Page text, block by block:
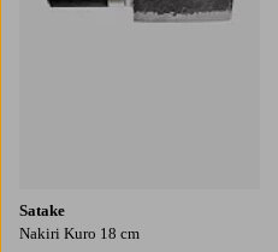
Satake
Nakiri Kuro 18 cm